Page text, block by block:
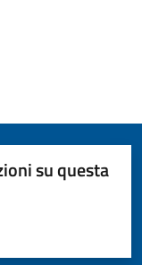
su questa